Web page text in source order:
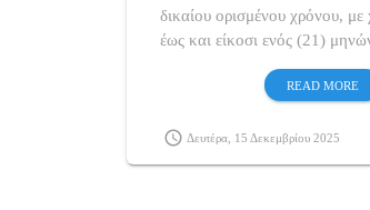
δικαίου ορισμένου χρόνου, με
έως και είκοσι ενός (21)
READ MORE
schedule Δευτέρα, 15 Δεκεμβρίου 2025